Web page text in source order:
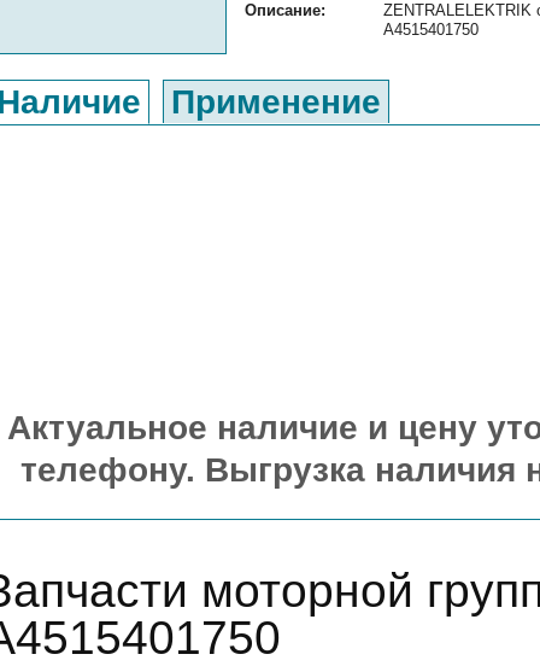
Описание:
ZENTRALELEKTRIK
A4515401750
Применение
Актуальное наличие и цену
телефону. Выгрузка наличия
моторной